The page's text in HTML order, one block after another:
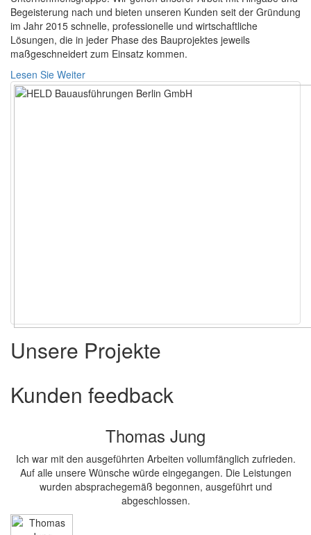
Begeisterung nach und bieten unseren Kunden seit der Gründung
im Jahr 2015 schnelle, professionelle und wirtschaftliche
Lösungen, die in jeder Phase des Bauprojektes jeweils
maßgeschneidert zum Einsatz kommen.
Lesen Sie Weiter
Unsere Projekte
Kunden feedback
Thomas Jung
Ich war mit den ausgeführten Arbeiten vollumfänglich zufrieden.
Auf alle unsere Wünsche würde eingegangen. Die Leistungen
wurden absprachegemäß begonnen, ausgeführt und
abgeschlossen.